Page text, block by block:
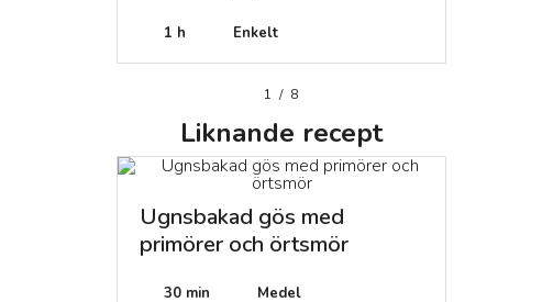
1 h Enkelt
1 / 8
Liknande recept
Ugnsbakad gös med
primörer och örtsmör
30 min Medel